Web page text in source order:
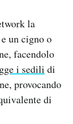
la
un cigno o
facendolo
i sedili di
provocando
di